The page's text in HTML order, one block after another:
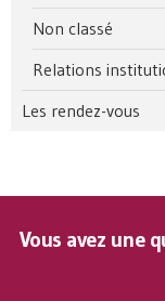
Non classé
Relations
Les rendez-vous
Vous avez une